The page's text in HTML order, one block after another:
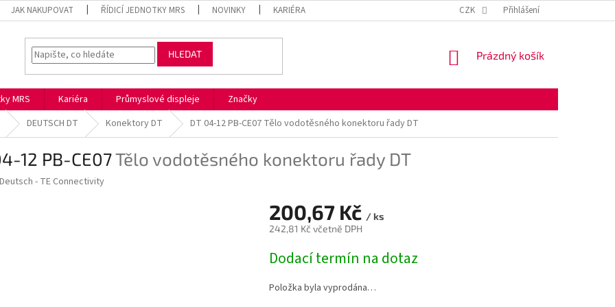
JAK NAKUPOVAT ŘÍDICÍ JEDNOTKY MRS NOVINKY KARIÉRA OBCHODNÍ PODMÍNKY
CZK Přihlášení
HLEDAT
NÁKUPNÍ
Prázdný košík
MRS Kariéra Průmyslové displeje
Značky
DEUTSCH DT Konektory DT DT 04-12 PB-CE07 Tělo vodotěsného konektoru řady DT
12 PB-CE07Tělo vodotěsného konektoru řady DT
Deutsch - TE Connectivity
200,67 Kč / ks
242,81 Kč včetně DPH
cena:
Dodací termín na dotaz
Položka byla vyprodána…